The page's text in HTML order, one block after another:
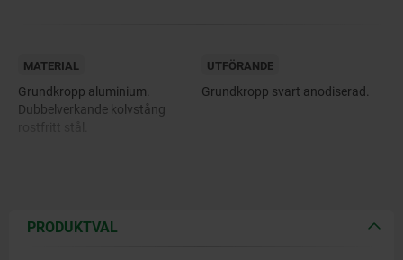
MATERIAL
Grundkropp aluminium.
Dubbelverkande kolvstång
UTFÖRANDE
Grundkropp svart anodiserad.
PRODUKTVAL